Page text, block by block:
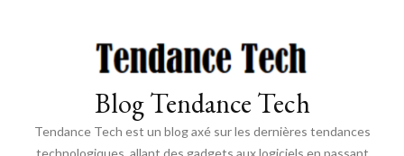
Blog Tendance Tech
Tendance Tech est un blog axé sur les dernières tendances
technologiques, allant des gadgets aux logiciels en passant